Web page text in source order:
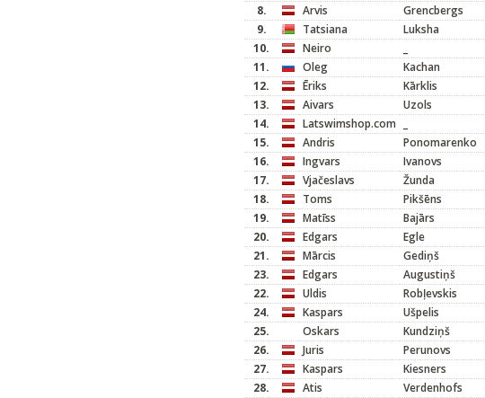
8.
Arvis Grencbergs
9.
Tatsiana Luksha
10.
Neiro
11.
Oleg Kachan
12.
Ēriks Kārklis
13.
Aivars Uzols
14.
Latswimshop.com
15.
Andris Ponomarenko
16.
Ingvars Ivanovs
17.
Vjačeslavs Žunda
18.
Toms Pikšēns
19.
Matīss Bajārs
20.
Edgars Egle
21.
Mārcis Gediņš
23.
Edgars Augustiņš
22.
Uldis Robļevskis
24.
Kaspars Ušpelis
25.
Oskars Kundziņš
26.
Juris Perunovs
27.
Kaspars Kiesners
28.
Atis Verdenhofs